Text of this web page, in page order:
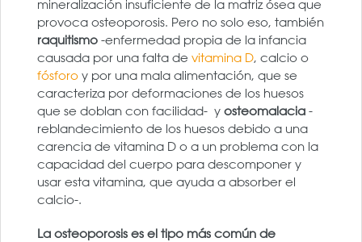
mineralización insuficiente de la matriz ósea que
provoca osteoporosis. Pero no solo eso, también
raquitismo -enfermedad propia de la infancia
causada por una falta de vitamina D, calcio o
fósforo y por una mala alimentación, que se
caracteriza por deformaciones de los huesos
que se doblan con facilidad- y osteomalacia -
reblandecimiento de los huesos debido a una
carencia de vitamina D o a un problema con la
capacidad del cuerpo para descomponer y
usar esta vitamina, que ayuda a absorber el
calcio-.
La osteoporosis es el tipo más común de